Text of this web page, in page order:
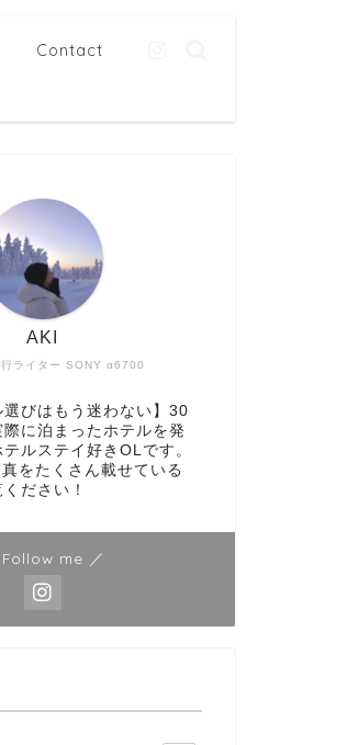
Contact
ライター SONY α6700
AKI
選びはもう迷わない】30
に泊まったホテルを発
ルステイ好きOLです。
をたくさん載せている
ださい！
Follow me ／